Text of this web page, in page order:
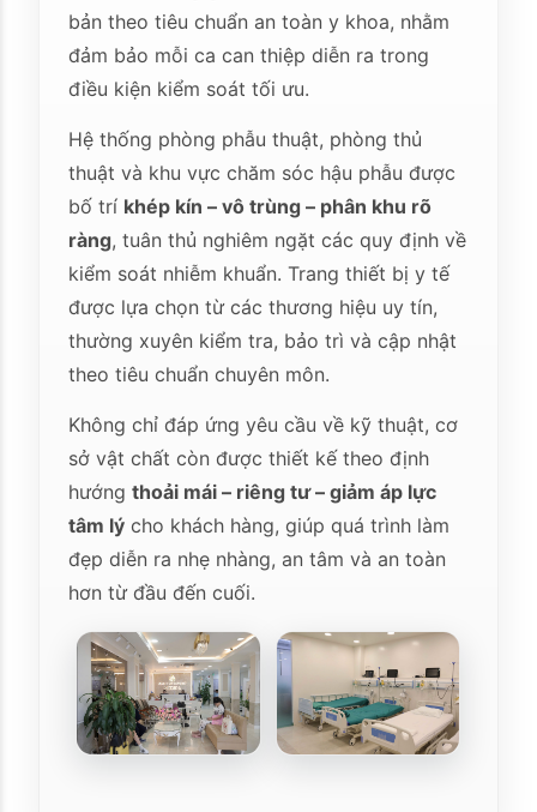
bản theo tiêu chuẩn an toàn y khoa, nhằm
đảm bảo mỗi ca can thiệp diễn ra trong
điều kiện kiểm soát tối ưu.
Hệ thống phòng phẫu thuật, phòng thủ
thuật và khu vực chăm sóc hậu phẫu được
bố trí khép kín – vô trùng – phân khu rõ
ràng, tuân thủ nghiêm ngặt các quy định về
kiểm soát nhiễm khuẩn. Trang thiết bị y tế
được lựa chọn từ các thương hiệu uy tín,
thường xuyên kiểm tra, bảo trì và cập nhật
theo tiêu chuẩn chuyên môn.
Không chỉ đáp ứng yêu cầu về kỹ thuật, cơ
sở vật chất còn được thiết kế theo định
hướngthoải mái – riêng tư – giảm áp lực
tâm lý cho khách hàng, giúp quá trình làm
đẹp diễn ra nhẹ nhàng, an tâm và an toàn
hơn từ đầu đến cuối.